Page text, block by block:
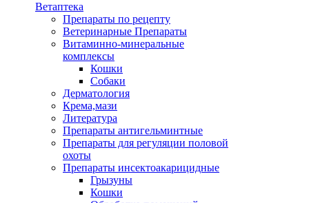
Ветаптека
Препараты по рецепту
Ветеринарные Препараты
Витаминно-минеральные
комплексы
Кошки
Собаки
Дерматология
Крема,мази
Литература
Препараты антигельминтные
Препараты для регуляции половой
охоты
Препараты инсектоакарицидные
Грызуны
Кошки